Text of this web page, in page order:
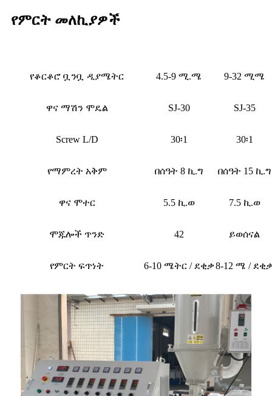
የምርት መለኪያዎች
የቆርቆሮ ቧንቧ ዲያሜትር 4.5-9 ሚ.ሜ 9-32 ሚሜ
ዋና ማሽን ሞዴል SJ-30 SJ-35
Screw L/D 30፡1 30፡1
የማምረት አቅም በሰዓት 8 ኪ.ግ በሰዓት 15 ኪ.ግ
ዋና ሞተር 5.5 ኪ.ወ 7.5 ኪ.ወ
ሞጁሎች ጥንድ 42 ይወሰናል
የምርት ፍጥነት 6-10 ሜትር / ደቂቃ8-12 ሜ /